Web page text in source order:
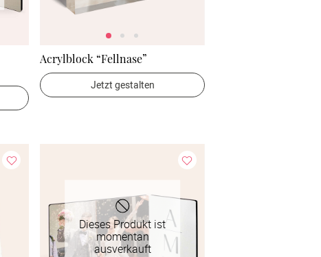
Acrylblock “Fellnase”
Jetzt gestalten
Dieses Produkt ist
momentan
ausverkauft